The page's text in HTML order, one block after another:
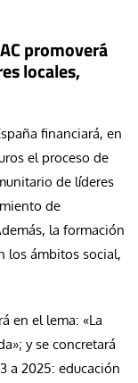
promoverá
locales,
financiará, en
el proceso de
de líderes
de
la formación
los ámbitos social,
en el lema: «La
y se concretará
a 2025: educación